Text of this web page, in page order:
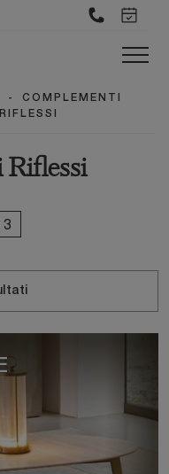
-
COMPLEMENTI
Riflessi
3